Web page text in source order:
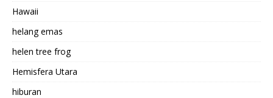
Hawaii
helang emas
helen tree frog
Hemisfera Utara
hiburan